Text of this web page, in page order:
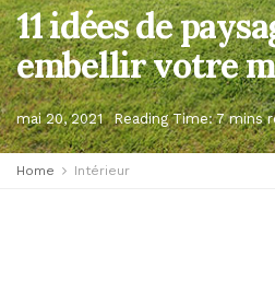
11 idées de
embellir votre
mai 20, 2021 Reading Time: 7 mins
Home Intérieur